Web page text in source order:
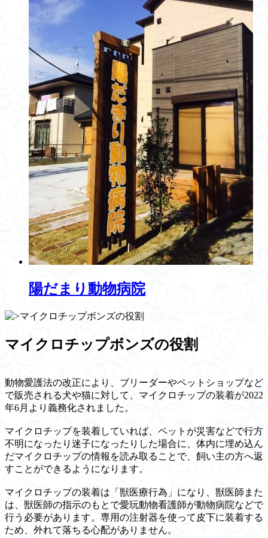
陽だまり動物病院
マイクロチップボンズの役割
動物愛護法の改正により、ブリーダーやペットショップなど
で販売される犬や猫に対して、マイクロチップの装着が2022
年6月より義務化されました。
マイクロチップを装着していれば、ペットが災害などで行方
不明になったり迷子になったりした場合に、体内に埋め込ん
だマイクロチップの情報を読み取ることで、飼い主の方へ返
すことができるようになります。
マイクロチップの装着は「獣医療行為」になり、獣医師また
は、獣医師の指示のもとで愛玩動物看護師が動物病院などで
行う必要があります。専用の注射器を使って皮下に装着する
ため、外れて落ちる心配がありません。